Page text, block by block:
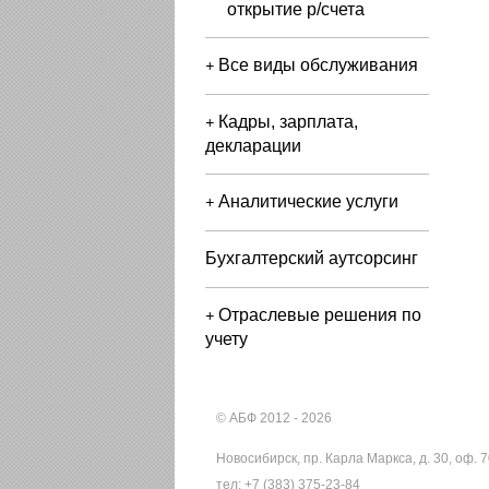
открытие р/счета
+ Все виды обслуживания
+ Кадры, зарплата,
декларации
+ Аналитические услуги
Бухгалтерский аутсорсинг
+ Отраслевые решения по
учету
© АБФ 2012 - 2026
Новосибирск, пр. Карла Маркса, д. 30, оф.
тел: +7 (383) 375-23-84